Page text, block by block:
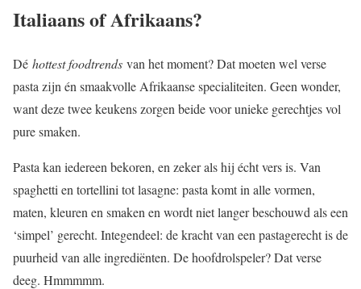
Italiaans of Afrikaans?
Dé hottest foodtrends van het moment? Dat moeten wel verse
pasta zijn én smaakvolle Afrikaanse specialiteiten. Geen wonder,
want deze twee keukens zorgen beide voor unieke gerechtjes vol
pure smaken.
Pasta kan iedereen bekoren, en zeker als hij écht vers is. Van
spaghetti en tortellini tot lasagne: pasta komt in alle vormen,
maten, kleuren en smaken en wordt niet langer beschouwd als een
‘simpel’ gerecht. Integendeel: de kracht van een pastagerecht is de
puurheid van alle ingrediënten. De hoofdrolspeler? Dat verse
deeg. Hmmmmm.